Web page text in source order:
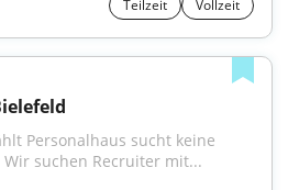
Teilzeit Vollzeit
Personalhaus sucht keine
suchen Recruiter mit...